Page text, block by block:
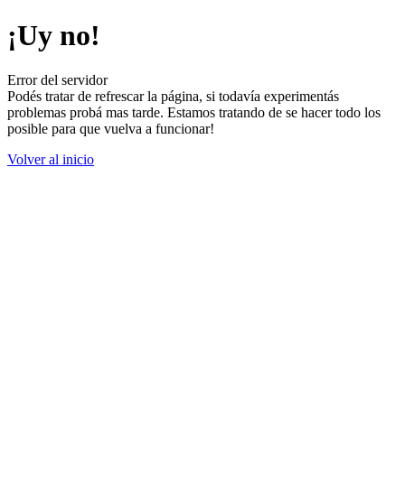
¡Uy no!
Error del servidor
Podés tratar de refrescar la página, si todavía experimentás
problemas probá mas tarde. Estamos tratando de se hacer todo los
posible para que vuelva a funcionar!
Volver al inicio